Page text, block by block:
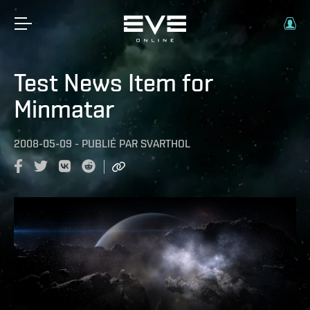
Test News Item for
Minmatar
2008-05-09 - PUBLIÉ PAR SVARTHOL